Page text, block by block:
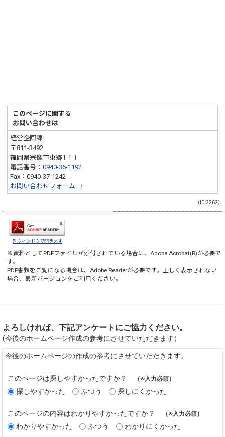
このページに関する
お問い合わせは
経営企画課
〒811-3492
福岡県宗像市東郷1-1-1
電話番号：0940-36-1192
Fax：0940-37-1242
お問い合わせフォーム
（ID:2262）
別ウィンドウで開きます
※資料としてPDFファイルが添付されている場合は、Adobe Acrobat(R)が必要で
す。
PDF書類をご覧になる場合は、Adobe Readerが必要です。正しく表示されない
場合、最新バージョンをご利用ください。